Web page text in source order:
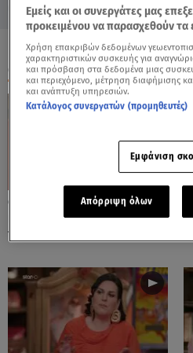
ΟΛΑ ΤΑ ΒΙΝΤΕΟ
Cash or Trash: Η Μάρω
Κοντού Δημοπράτησε Πίνακά
Της!
Εμείς και οι συνεργάτες μας
προκειμένου να παρασχεθούν τα
Χρήση επακριβών δεδομένων
χαρακτηριστικών συσκευής για
και πρόσβαση στα δεδομένα μιας
και περιεχόμενο, μέτρηση διαφήμισης
και ανάπτυξη υπηρεσιών.
Κατάλογος συνεργατών (προμηθευτές)
Εμφάνιση
Απόρριψη όλων